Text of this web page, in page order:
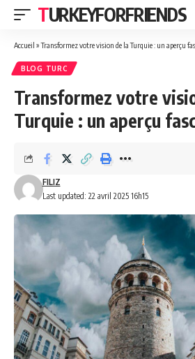
TURKEYFORFRIENDS
Accueil »Transformez votre vision de la Turquie : un aperçu
BLOG TURC
Transformez votre
Turquie : un aperçu
Last updated: 22 avril 2025 16h15
FILIZ